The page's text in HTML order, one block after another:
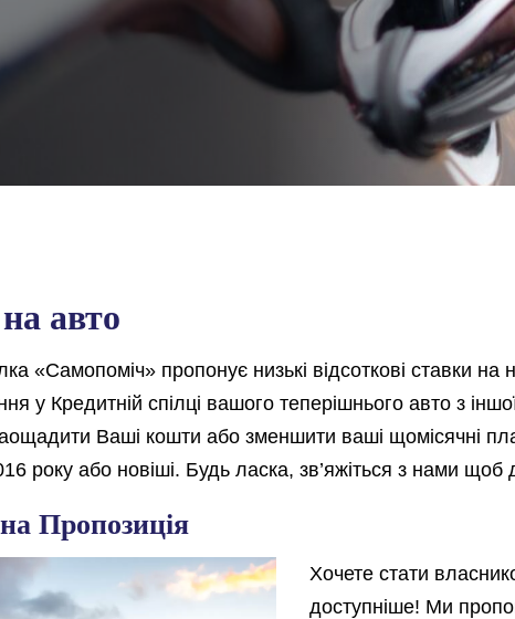
авто
«Самопоміч» пропонує низькі відсоткові ставки
у Кредитній спілці вашого теперішнього авто з
Ваші кошти або зменшити ваші щомісячні
року або новіші. Будь ласка, зв’яжіться з нами щоб
Пропозиція
Хочете стати
доступніше! Ми